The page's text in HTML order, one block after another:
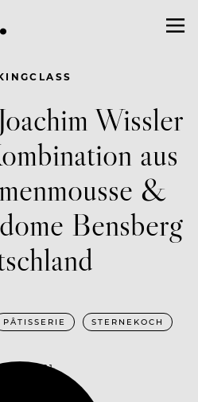
Wissler
aus
&
Bensberg
PÂTISSERIE STERNEKOCH
19, 2021